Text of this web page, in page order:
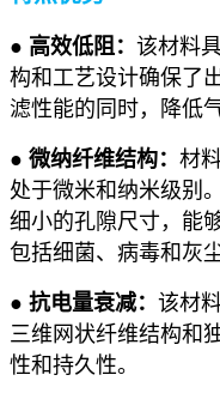
● 高效低阻： 该材料
构和工艺设计确保了
滤性能的同时，降低
● 微纳纤维结构： 材
处于微米和纳米级别
细小的孔隙尺寸，能
包括细菌、病毒和灰尘
● 抗电量衰减： 该材
三维网状纤维结构和
性和持久性。